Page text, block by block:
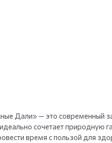
Дали» — это современный
сочетает природную
время с пользой для